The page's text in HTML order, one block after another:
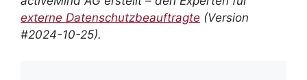
externe Datenschutzbeauftragte (Version
#2024-10-25).